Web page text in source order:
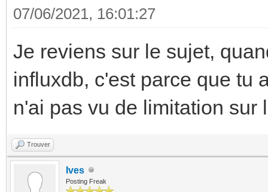
07/06/2021, 16:01:27
Je reviens sur le sujet,
influxdb, c'est parce que tu
n'ai pas vu de limitation sur
Trouver
Ives
Posting Freak